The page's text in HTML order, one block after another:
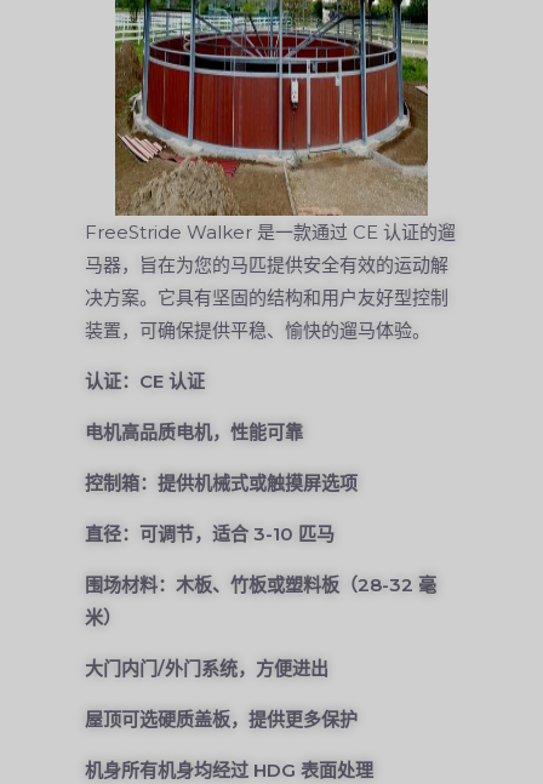
FreeStride Walker 是一款通过 CE 认证的遛
马器，旨在为您的马匹提供安全有效的运动解
决方案。它具有坚固的结构和用户友好型控制
装置，可确保提供平稳、愉快的遛马体验。
认证：CE 认证
电机高品质电机，性能可靠
控制箱：提供机械式或触摸屏选项
直径：可调节，适合 3-10 匹马
围场材料：木板、竹板或塑料板（28-32 毫
米）
大门内门/外门系统，方便进出
屋顶可选硬质盖板，提供更多保护
机身所有机身均经过 HDG 表面处理